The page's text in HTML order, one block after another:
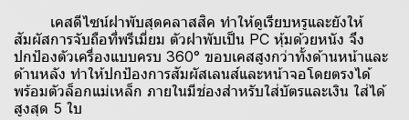
เคสดีไซน์ฝาพับสุดคลาสสิค ทำให้ดูเรียบหรูและยังให้
สัมผัสการจับถือที่พรีเมี่ยม ตัวฝาพับเป็น PC หุ้มด้วยหนัง จึง
ปกป้องตัวเครื่องแบบครบ 360° ขอบเคสสูงกว่าทั้งด้านหน้าและ
ด้านหลัง ทำให้ปกป้องการสัมผัสเลนส์และหน้าจอโดยตรงได้
พร้อมตัวล็อกแม่เหล็ก ภายในมีช่องสำหรับใส่บัตรและเงิน ใส่ได้
สูงสุด 5 ใบ